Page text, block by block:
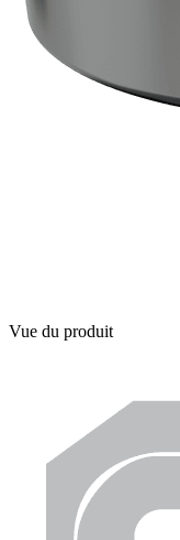
Vue du produit